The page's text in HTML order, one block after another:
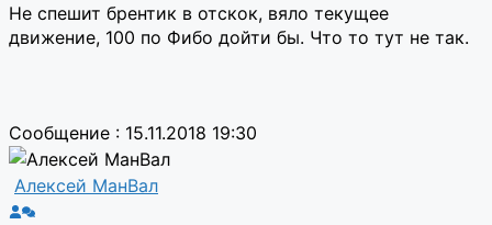
Не спешит брентик в отскок, вяло текущее
движение, 100 по Фибо дойти бы. Что то тут не так.
Сообщение : 15.11.2018 19:30
Алексей МанВал